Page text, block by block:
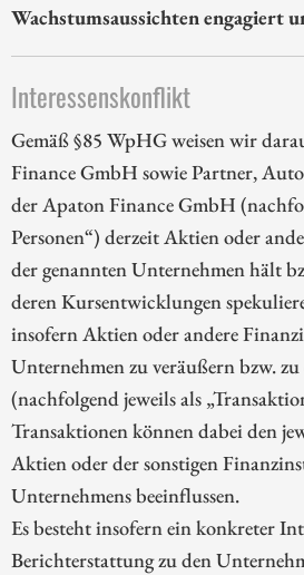
Wachstumsaussichten engagiert
Interessenskonflikt
Gemäß §85 WpHG weisen wir
Finance GmbH sowie Partner,
der Apaton Finance GmbH
Personen“) derzeit Aktien oder
der genannten Unternehmen hält
deren Kursentwicklungen
insofern Aktien oder andere
Unternehmen zu veräußern bzw.
(nachfolgend jeweils als
Transaktionen können dabei den
Aktien oder der sonstigen
Unternehmens beeinflussen.
Es besteht insofern ein konkreter
Berichterstattung zu den